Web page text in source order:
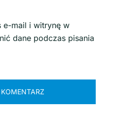
e-mail i witrynę w
dane podczas pisania